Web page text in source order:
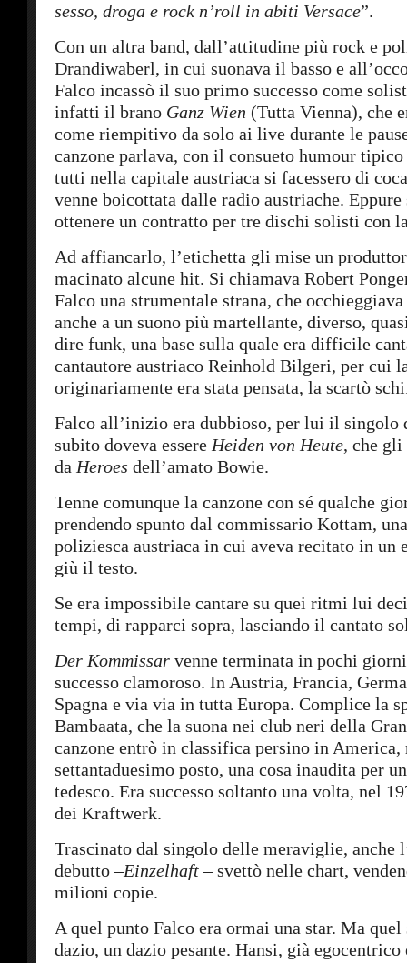
sesso, droga e rock n’roll in abiti Versace”.
Con un altra band, dall’attitudine più rock e
Drandiwaberl, in cui suonava il basso e
Falco incassò il suo primo successo come
infatti il brano Ganz Wien (Tutta Vienna), che
come riempitivo da solo ai live durante le
canzone parlava, con il consueto humour
tutti nella capitale austriaca si facessero di
venne boicottata dalle radio austriache.
ottenere un contratto per tre dischi solisti con
Ad affiancarlo, l’etichetta gli mise un
macinato alcune hit. Si chiamava Robert
Falco una strumentale strana, che
anche a un suono più martellante, diverso,
dire funk, una base sulla quale era difficile
cantautore austriaco Reinhold Bilgeri, per cui
originariamente era stata pensata, la scartò
Falco all’inizio era dubbioso, per lui il singolo
subito doveva essere Heiden von Heute, che gli
da Heroes dell’amato Bowie.
Tenne comunque la canzone con sé qualche
prendendo spunto dal commissario Kottam,
poliziesca austriaca in cui aveva recitato in un
giù il testo.
Se era impossibile cantare su quei ritmi lui
tempi, di rapparci sopra, lasciando il cantato
Der Kommissar venne terminata in pochi
successo clamoroso. In Austria, Francia,
Spagna e via via in tutta Europa. Complice la
Bambaata, che la suona nei club neri della
canzone entrò in classifica persino in
settantaduesimo posto, una cosa inaudita per
tedesco. Era successo soltanto una volta, nel
dei Kraftwerk.
Trascinato dal singolo delle meraviglie, anche
debutto –Einzelhaft–svettò nelle chart,
milioni copie.
A quel punto Falco era ormai una star. Ma quel
dazio, un dazio pesante. Hansi, già